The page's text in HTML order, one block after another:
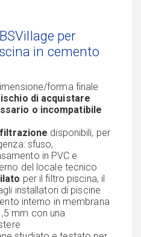
per
in cemento
forma finale
di acquistare
o incompatibile
disponibili, per
sfuso,
in PVC e
del locale tecnico
per il filtro piscina, il
installatori di piscine
interno in membrana
mm con una